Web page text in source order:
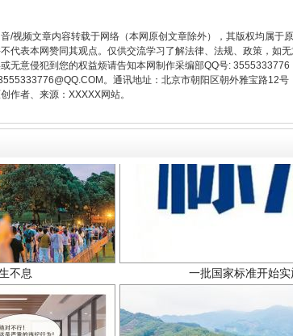
音/视频文章内容转载于网络（本网原创文章除外），其版权均属
代表本网赞同其观点。仅供交流学习了解法律、法规、政策，如
无意侵犯到您的权益烦请告知本网制作采编部QQ号:
。通讯地址：北京市朝阳区朝外雅宝路12
作者、来源：XXXXX网站。